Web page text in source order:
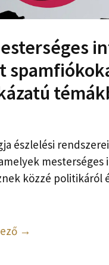
észlelési
közzé politikáról
→